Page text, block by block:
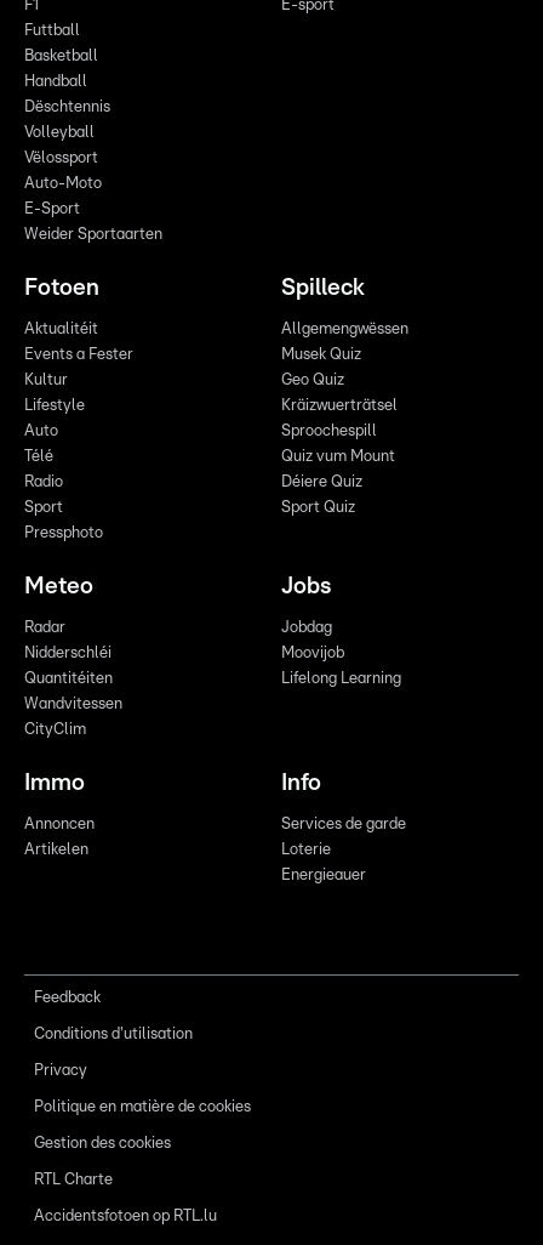
F1
Futtball
Basketball
Handball
Dëschtennis
Volleyball
Vëlossport
Auto-Moto
E-Sport
Weider Sportaarten
E-sport
Fotoen
Aktualitéit
Events a Fester
Kultur
Lifestyle
Auto
Télé
Radio
Sport
Pressphoto
Spilleck
Allgemengwëssen
Musek Quiz
Geo Quiz
Kräizwuerträtsel
Sproochespill
Quiz vum Mount
Déiere Quiz
Sport Quiz
Meteo
Radar
Nidderschléi
Quantitéiten
Wandvitessen
CityClim
Jobs
Jobdag
Moovijob
Lifelong Learning
Immo
Annoncen
Artikelen
Info
Services de garde
Loterie
Energieauer
Feedback
Conditions d'utilisation
Privacy
Politique en matière de cookies
Gestion des cookies
RTL Charte
Accidentsfotoen op RTL.lu